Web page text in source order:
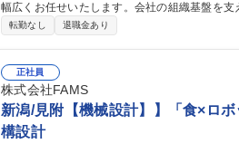
幅広くお任せいたします。会社の組織基盤を支え
労務：求人・採用活動の計画と実行（学卒・
全・衛生管理体制の構築、社内行事等の企画運営、その他庶務全般 募集職種 【
なし・平均勤続年数が長い老舗安定企業
転勤なし 退職金あり
正社員
株式会社FAMS
新潟/見附【機械設計】】「食×ロ
構設計